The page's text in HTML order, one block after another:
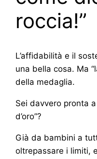
roccia!”
L’affidabilità e il
una bella cosa. Ma
della medaglia.
Sei davvero pronta
d’oro”?
Già da bambini a
oltrepassare i limiti,